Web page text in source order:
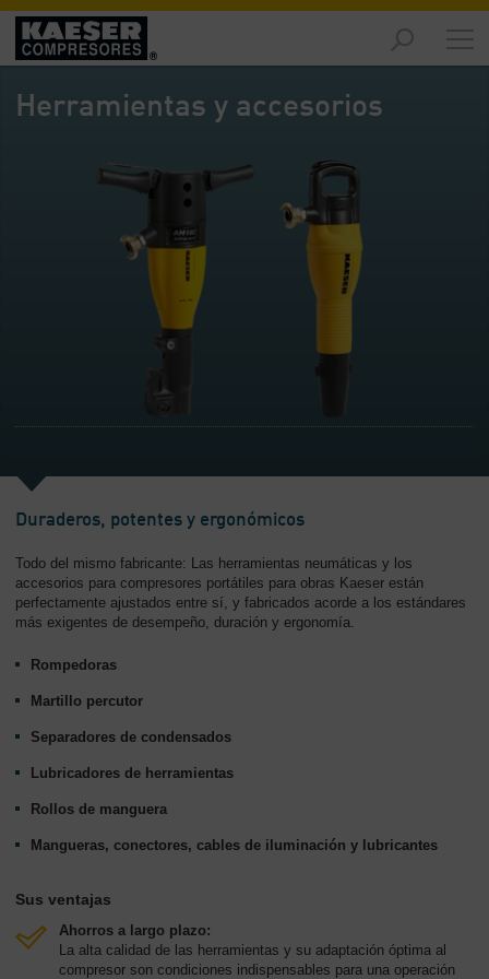
Productos
y
soluciones
Kaeser
Contenido
Herramientas y accesorios
Duraderos, potentes y ergonómicos
Todo del mismo fabricante: Las herramientas neumáticas y los
accesorios para compresores portátiles para obras Kaeser están
perfectamente ajustados entre sí, y fabricados acorde a los estándares
más exigentes de desempeño, duración y ergonomía.
Rompedoras
Martillo percutor
Separadores de condensados
Lubricadores de herramientas
Rollos de manguera
Mangueras, conectores, cables de iluminación y lubricantes
Sus ventajas
Ahorros a largo plazo:
La alta calidad de las herramientas y su adaptación óptima al
compresor son condiciones indispensables para una operación